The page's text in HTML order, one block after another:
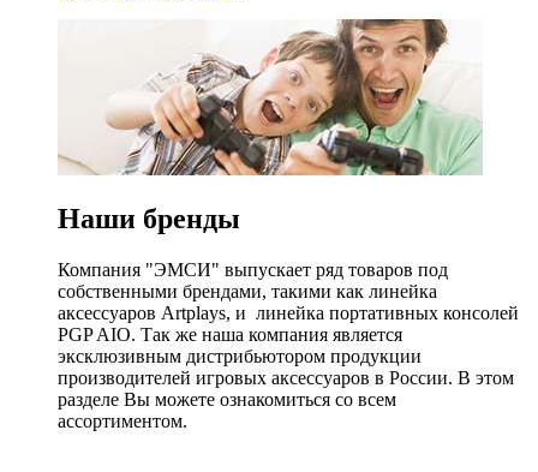
Наши бренды
Компания "ЭМСИ" выпускает ряд товаров под
собственными брендами, такими как линейка
аксессуаров Artplays, и линейка портативных консолей
PGP AIO. Так же наша компания является
эксклюзивным дистрибьютором продукции
производителей игровых аксессуаров в России. В этом
разделе Вы можете ознакомиться со всем
ассортиментом.